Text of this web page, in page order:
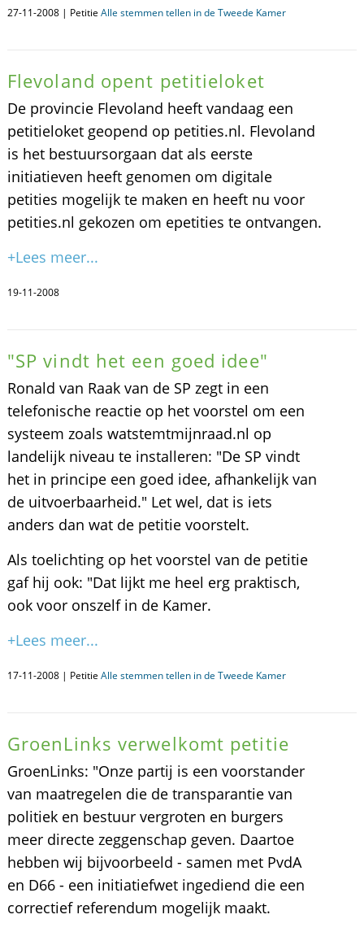
27-11-2008 | Petitie Alle stemmen tellen in de Tweede Kamer
Flevoland opent petitieloket
De provincie Flevoland heeft vandaag een
petitieloket geopend op petities.nl. Flevoland
is het bestuursorgaan dat als eerste
initiatieven heeft genomen om digitale
petities mogelijk te maken en heeft nu voor
petities.nl gekozen om epetities te ontvangen.
+Lees meer...
19-11-2008
"SP vindt het een goed idee"
Ronald van Raak van de SP zegt in een
telefonische reactie op het voorstel om een
systeem zoals watstemtmijnraad.nl op
landelijk niveau te installeren: "De SP vindt
het in principe een goed idee, afhankelijk van
de uitvoerbaarheid." Let wel, dat is iets
anders dan wat de petitie voorstelt.
Als toelichting op het voorstel van de petitie
gaf hij ook: "Dat lijkt me heel erg praktisch,
ook voor onszelf in de Kamer.
+Lees meer...
17-11-2008 | Petitie Alle stemmen tellen in de Tweede Kamer
GroenLinks verwelkomt petitie
GroenLinks: "Onze partij is een voorstander
van maatregelen die de transparantie van
politiek en bestuur vergroten en burgers
meer directe zeggenschap geven. Daartoe
hebben wij bijvoorbeeld - samen met PvdA
en D66 - een initiatiefwet ingediend die een
correctief referendum mogelijk maakt.